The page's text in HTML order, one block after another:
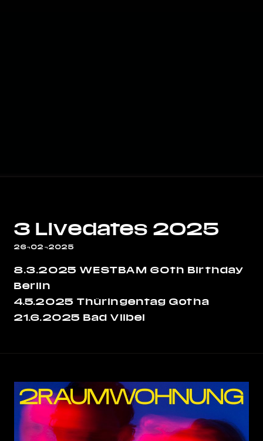
3 Livedates 2025
26¬02¬2025
8.3.2025 WESTBAM 60th Birthday
Berlin
4.5.2025 Thüringentag Gotha
21.6.2025 Bad Vilbel